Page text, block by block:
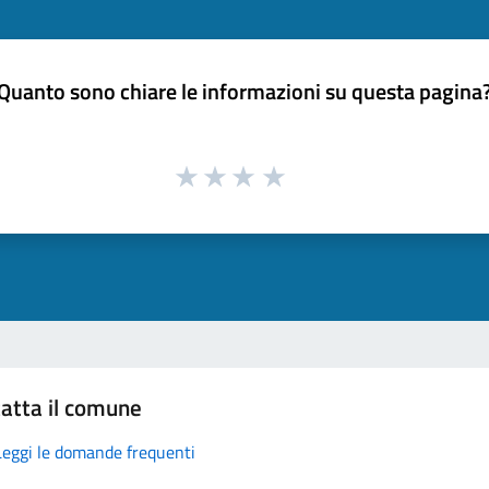
sono chiare le informazioni su questa
il comune
le domande frequenti